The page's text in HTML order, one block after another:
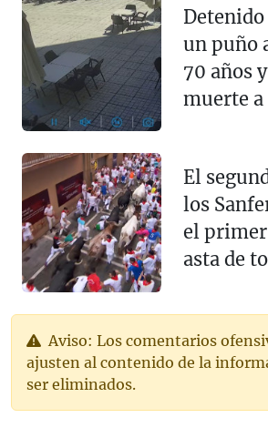
un puño
70 años
muerte a
El
los
el
asta de
Aviso: Los comentarios
ajusten al contenido de la
ser eliminados.